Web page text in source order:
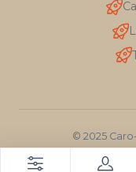
© 2025